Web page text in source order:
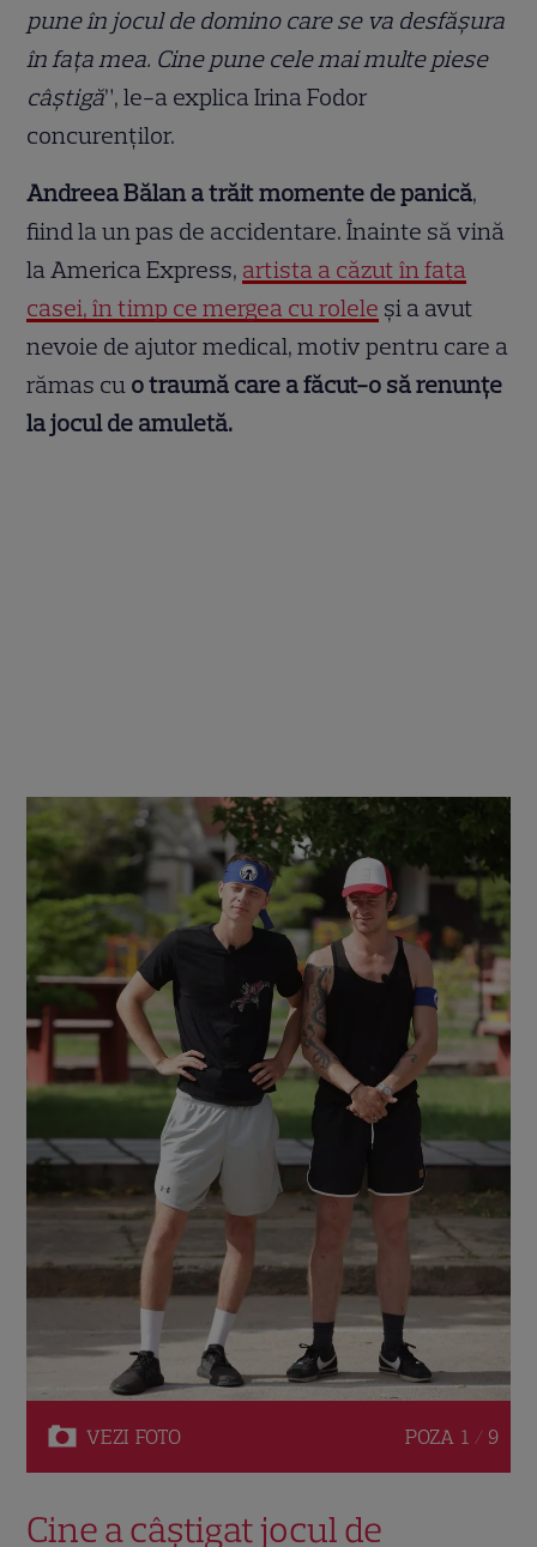
pune în jocul de domino care se va desfășura
în fața mea. Cine pune cele mai multe piese
câștigă”, le-a explica Irina Fodor
concurenților.
Andreea Bălan a trăit momente de panică,
fiind la un pas de accidentare. Înainte să vină
la America Express, artista a căzut în fața
casei, în timp ce mergea cu rolele și a avut
nevoie de ajutor medical, motiv pentru care a
rămas cu o traumă care a făcut-o să renunțe
la jocul de amuletă.
VEZI FOTO POZA 1 / 9
Cine a câștigat jocul de